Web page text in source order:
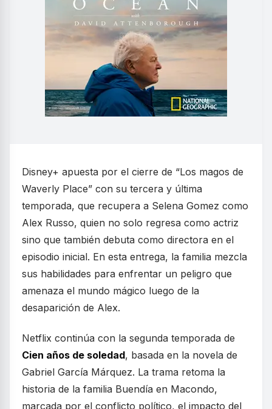
Disney+ apuesta por el cierre de “Los magos de
Waverly Place” con su tercera y última
temporada, que recupera a Selena Gomez como
Alex Russo, quien no solo regresa como actriz
sino que también debuta como directora en el
episodio inicial. En esta entrega, la familia mezcla
sus habilidades para enfrentar un peligro que
amenaza el mundo mágico luego de la
desaparición de Alex.
Netflix continúa con la segunda temporada de
Cien años de soledad, basada en la novela de
Gabriel García Márquez. La trama retoma la
historia de la familia Buendía en Macondo,
marcada por el conflicto político, el impacto del